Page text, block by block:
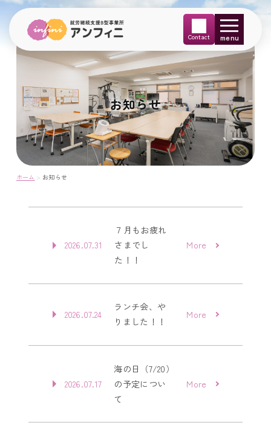
menu
お知らせ
ホーム > お知らせ
2026.07.31
７月もお疲れ
さまでし
た！！
More
2026.07.24
ランチ会、や
りました！！
More
2026.07.17
海の日（7/20）
の予定につい
て
More